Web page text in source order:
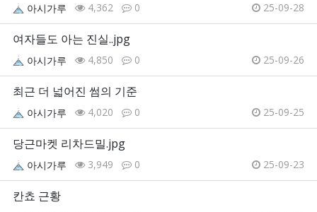
아시가루 4,362 0 25-09-28
여자들도 아는 진실..jpg
아시가루 4,850 0 25-09-26
최근 더 넓어진 썸의 기준
아시가루 4,020 0 25-09-25
당근마켓 리차드밀.jpg
아시가루 3,949 0 25-09-23
칸쵸 근황